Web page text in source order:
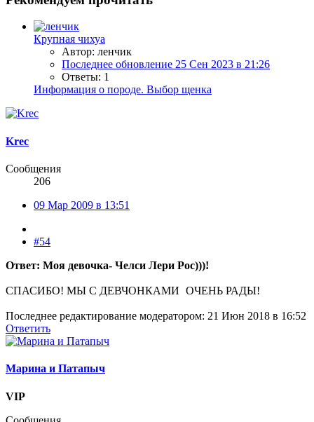
Крупная чихуа
Автор: ленчик
Последнее обновление 25 Сен 2023 в 21:26
Ответы: 1
Информация о породе. Выбор щенка
Krec
Сообщения
206
09 Мар 2009 в 13:51
#54
Ответ: Моя девочка- Челси Лери Рос)))!
СПАСИБО! МЫ С ДЕВЧОНКАМИ ОЧЕНЬ РАДЫ!
Последнее редактирование модератором: 21 Июн 2018 в 16:52
Ответить
Марина и Патапыч
VIP